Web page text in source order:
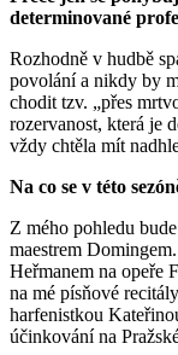
determinované
Rozhodně v hudbě
povolání a nikdy by
chodit tzv. „přes
rozervanost, která je
vždy chtěla mít
Na co se v této
Z mého pohledu
maestrem
Heřmanem na opeře
na mé písňové
harfenistkou
účinkování na